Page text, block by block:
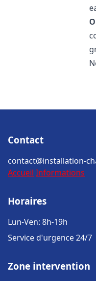
Contact
contact@installation-
Accueil Informations
Horaires
Lun-Ven: 8h-19h
Service d'urgence 24/7
Zone intervention